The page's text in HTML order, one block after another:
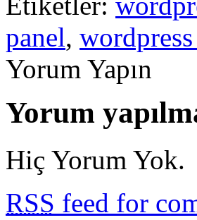
panel,
Yorum Yapın
Yorum
Hiç Yorum Yok.
RSS feed for